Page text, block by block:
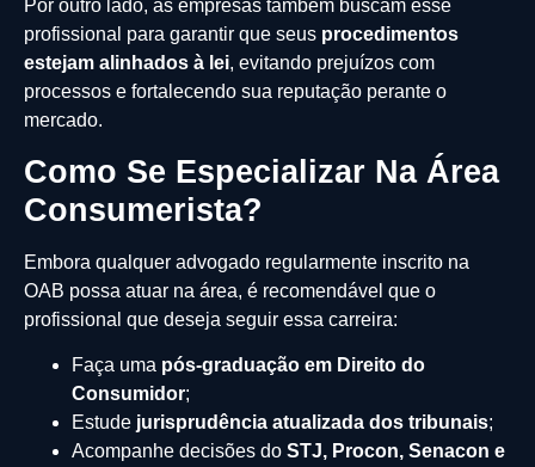
Por outro lado, as empresas também buscam esse
profissional para garantir que seus procedimentos
estejam alinhados à lei, evitando prejuízos com
processos e fortalecendo sua reputação perante o
mercado.
Como Se Especializar Na Área
Consumerista?
Embora qualquer advogado regularmente inscrito na
OAB possa atuar na área, é recomendável que o
profissional que deseja seguir essa carreira:
Faça uma pós-graduação em Direito do
Consumidor;
Estude jurisprudência atualizada dos tribunais;
Acompanhe decisões do STJ, Procon, Senacon e